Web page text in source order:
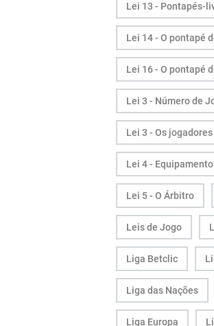
Lei 13 - Pontapés-
Lei 14 - O pontapé
Lei 16 - O pontapé
Lei 3 - Número de
Lei 3 - Os jogadores
Lei 4 -
Lei 5 - O Árbitro
Leis de Jogo
Liga Betclic
Liga das Nações
Liga Europa